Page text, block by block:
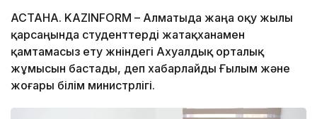
АСТАНА. KAZINFORM – Алматыда жаңа оқу жылы
қарсаңында студенттерді жатақханамен
қамтамасыз ету жөніндегі Ахуалдық орталық
жұмысын бастады, деп хабарлайды Ғылым және
жоғары білім министрлігі.